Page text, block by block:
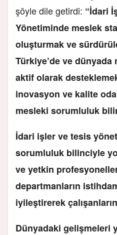
şöyle dile getirdi: “İdari
Yönetiminde meslek
oluşturmak ve
Türkiye’de ve
aktif olarak
inovasyon ve kalite
mesleki sorumluluk
İdari işler ve tesis
sorumluluk bilinciyle
ve yetkin
departmanların
iyileştirerek
Dünyadaki gelişmeleri